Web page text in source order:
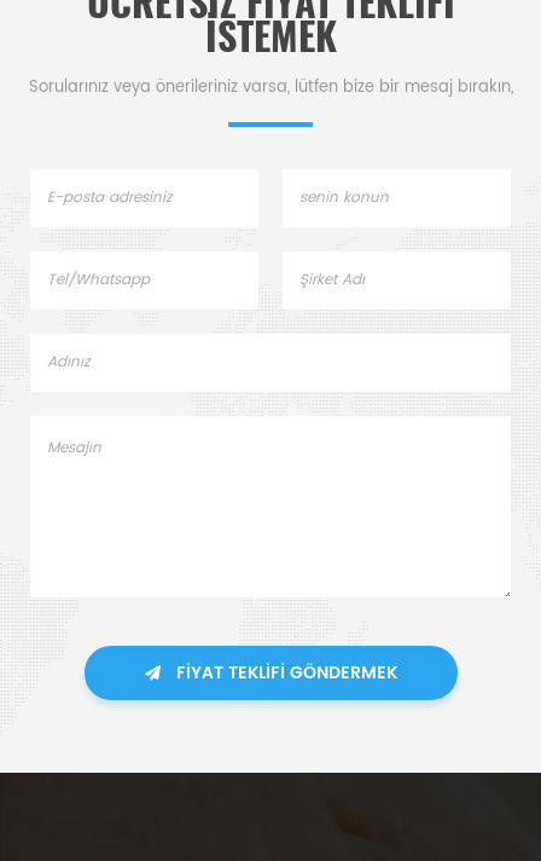
ISTEMEK
Sorularınız veya önerileriniz varsa, lütfen bize bir mesaj bırakın,
FIYAT TEKLIFI GÖNDERMEK